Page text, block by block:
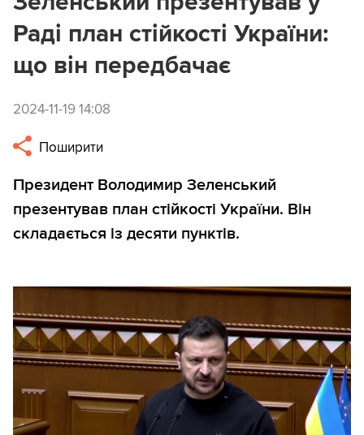
Раді план стійкості України:
що він передбачає
2024-11-19 14:08
Поширити
Президент Володимир Зеленський
презентував план стійкості України. Він
складається із десяти пунктів.